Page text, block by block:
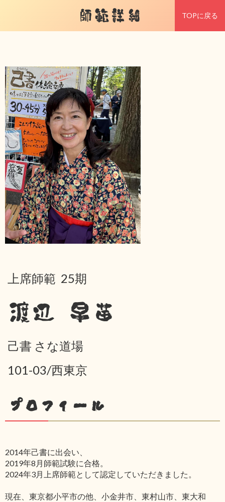
師範詳細 TOPに戻る
上席師範 25期
渡辺 早苗
己書 さな道場
101-03/西東京
プロフィール
2014年己書に出会い、
2019年8月師範試験に合格。
2024年3月上席師範として認定していただきました。
現在、東京都小平市の他、小金井市、東村山市、東大和